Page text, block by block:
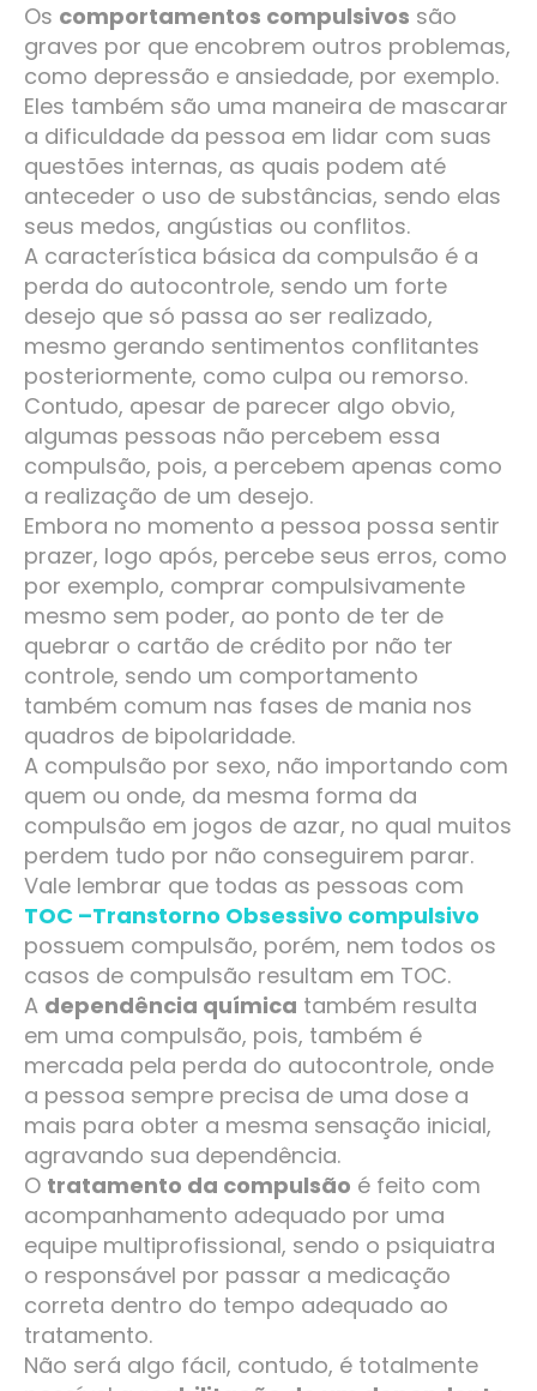
Os comportamentos compulsivos são
graves por que encobrem outros problemas,
como depressão e ansiedade, por exemplo.
Eles também são uma maneira de mascarar
a dificuldade da pessoa em lidar com suas
questões internas, as quais podem até
anteceder o uso de substâncias, sendo elas
seus medos, angústias ou conflitos.
A característica básica da compulsão é a
perda do autocontrole, sendo um forte
desejo que só passa ao ser realizado,
mesmo gerando sentimentos conflitantes
posteriormente, como culpa ou remorso.
Contudo, apesar de parecer algo obvio,
algumas pessoas não percebem essa
compulsão, pois, a percebem apenas como
a realização de um desejo.
Embora no momento a pessoa possa sentir
prazer, logo após, percebe seus erros, como
por exemplo, comprar compulsivamente
mesmo sem poder, ao ponto de ter de
quebrar o cartão de crédito por não ter
controle, sendo um comportamento
também comum nas fases de mania nos
quadros de bipolaridade.
A compulsão por sexo, não importando com
quem ou onde, da mesma forma da
compulsão em jogos de azar, no qual muitos
perdem tudo por não conseguirem parar.
Vale lembrar que todas as pessoas com
TOC –Transtorno Obsessivo compulsivo
possuem compulsão, porém, nem todos os
casos de compulsão resultam em TOC.
A dependência química também resulta
em uma compulsão, pois, também é
mercada pela perda do autocontrole, onde
a pessoa sempre precisa de uma dose a
mais para obter a mesma sensação inicial,
agravando sua dependência.
O tratamento da compulsão é feito com
acompanhamento adequado por uma
equipe multiprofissional, sendo o psiquiatra
o responsável por passar a medicação
correta dentro do tempo adequado ao
tratamento.
Não será algo fácil, contudo, é totalmente